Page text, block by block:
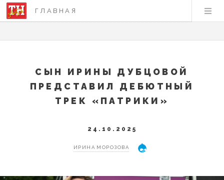
ГЛАВНАЯ
СЫН ИРИНЫ ДУБЦОВОЙ
ПРЕДСТАВИЛ ДЕБЮТНЫЙ
ТРЕК «ПАТРИКИ»
24.10.2025
ИРИНА МОРОЗОВА